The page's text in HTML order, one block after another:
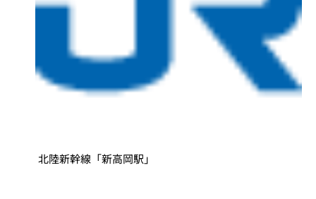
北陸新幹線「新高岡駅」